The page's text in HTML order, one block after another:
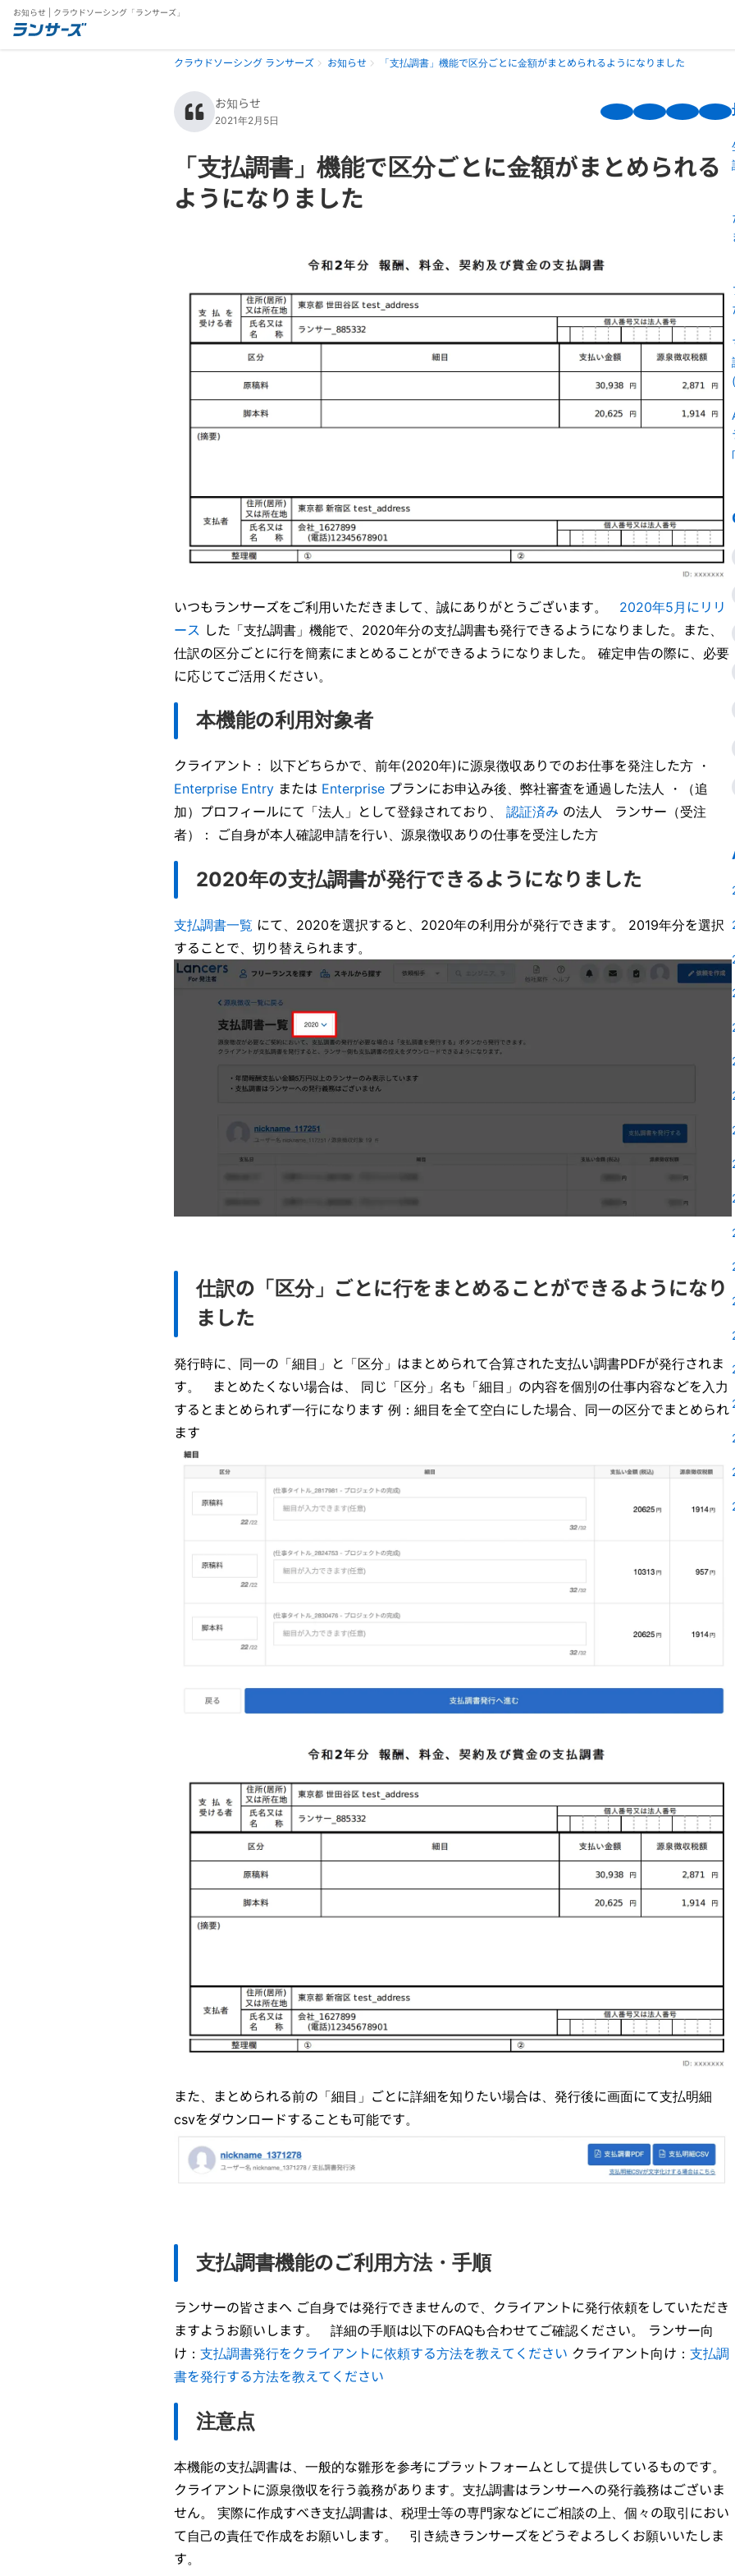
お知らせ | クラウドソーシング「ランサーズ」
クラウドソーシング ランサーズ お知らせ 「支払調書」機能で区分ごとに金額がまとめられるようになりました
お知らせ
2021年2月5日
「支払調書」機能で区分ごとに金額がまとめられる
ようになりました
いつもランサーズをご利用いただきまして、誠にありがとうございます。 2020年5月にリリ
ース した「支払調書」機能で、2020年分の支払調書も発行できるようになりました。また、
仕訳の区分ごとに行を簡素にまとめることができるようになりました。 確定申告の際に、必要
に応じてご活用ください。
本機能の利用対象者
クライアント： 以下どちらかで、前年(2020年)に源泉徴収ありでのお仕事を発注した方 ・
Enterprise Entry または Enterprise プランにお申込み後、弊社審査を通過した法人 ・（追
加）プロフィールにて「法人」として登録されており、 認証済み の法人 ランサー（受注
者）： ご自身が本人確認申請を行い、源泉徴収ありの仕事を受注した方
2020年の支払調書が発行できるようになりました
支払調書一覧 にて、2020を選択すると、2020年の利用分が発行できます。 2019年分を選択
することで、切り替えられます。
仕訳の「区分」ごとに行をまとめることができるようになり
ました
発行時に、同一の「細目」と「区分」はまとめられて合算された支払い調書PDFが発行されま
す。 まとめたくない場合は、 同じ「区分」名も「細目」の内容を個別の仕事内容などを入力
するとまとめられず一行になります 例：細目を全て空白にした場合、同一の区分でまとめられ
ます
また、まとめられる前の「細目」ごとに詳細を知りたい場合は、発行後に画面にて支払明細
csvをダウンロードすることも可能です。
支払調書機能のご利用方法・手順
ランサーの皆さまへ ご自身では発行できませんので、クライアントに発行依頼をしていただき
ますようお願いします。 詳細の手順は以下のFAQも合わせてご確認ください。 ランサー向
け： 支払調書発行をクライアントに依頼する方法を教えてください クライアント向け： 支払調
書を発行する方法を教えてください
注意点
本機能の支払調書は、一般的な雛形を参考にプラットフォームとして提供しているものです。
クライアントに源泉徴収を行う義務があります。支払調書はランサーへの発行義務はございま
せん。 実際に作成すべき支払調書は、税理士等の専門家などにご相談の上、個々の取引におい
て自己の責任で作成をお願いします。 引き続きランサーズをどうぞよろしくお願いいたしま
す。